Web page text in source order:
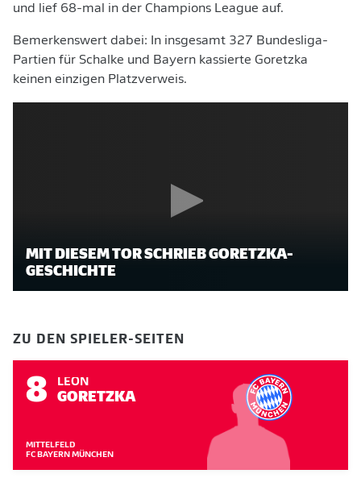
und lief 68-mal in der Champions League auf.
Bemerkenswert dabei: In insgesamt 327 Bundesliga-
Partien für Schalke und Bayern kassierte Goretzka
keinen einzigen Platzverweis.
MIT DIESEM TOR SCHRIEB GORETZKA-
GESCHICHTE
ZU DEN SPIELER-SEITEN
8 LEON
GORETZKA
MITTELFELD
FC BAYERN MÜNCHEN